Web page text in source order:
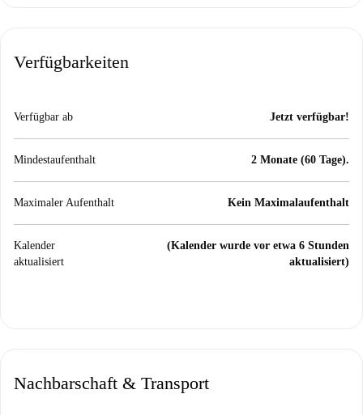
Verfügbarkeiten
Verfügbar ab Jetzt verfügbar!
Mindestaufenthalt 2 Monate (60 Tage).
Maximaler Aufenthalt Kein Maximalaufenthalt
Kalender
aktualisiert
(Kalender wurde vor etwa 6 Stunden
aktualisiert)
Nachbarschaft & Transport